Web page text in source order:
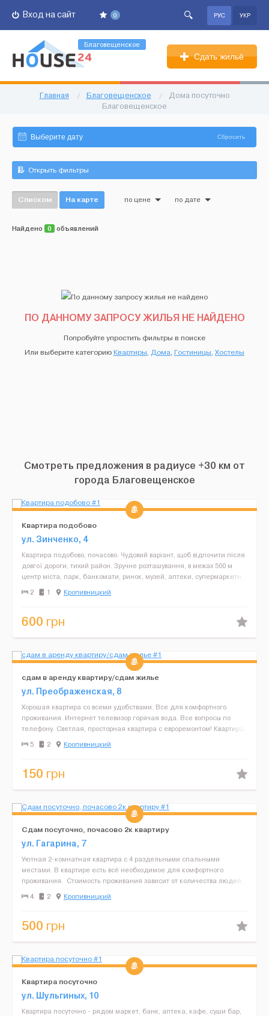
0
Вход на сайт РУС УКР
Благовещенское
Сдать жильё
Главная / Благовещенское /
Дома посуточно
Благовещенское
Сбросить
Открыть фильтры
Списком На карте по цене по дате
Найдено 0 объявлений
ПО ДАННОМУ ЗАПРОСУ ЖИЛЬЯ НЕ НАЙДЕНО
Попробуйте упростить фильтры в поиске
Или выберите категориюКвартиры, Дома, Гостиницы, Хостелы
Смотреть предложения в радиусе +30 км от
города Благовещенское
Квартира подобово
ул. Зинченко, 4
Квартира подобово, почасово. Чудовий варіант, щоб відпочити після
довгої дороги, тихий район. Зручне розташування, в межах 500 м
центр міста, парк, банкомати, ринок, музей, аптеки, супермаркети,
кафе, зупинки громадського транспор...
2 1 Кропивницкий
600 грн
сдам в аренду квартиру/сдам жилье
ул. Преображенская, 8
Хорошая квартира со всеми удобствами. Все для комфортного
проживания. Интернет телевизор горячая вода. Все вопросы по
телефону. Светлая, просторная квартира с евроремонтом! Квартира
полностью укомплектована, кабельное телевидение,...
5 2 Кропивницкий
150 грн
Сдам посуточно, почасово 2к квартиру
ул. Гагарина, 7
Уютная 2-комнатная квартира с 4 раздельными спальными
местами. В квартире есть всё необходимое для комфортного
проживания. Стоимость проживания зависит от количества людей,
и может изменяться на выходные и праздничные дни!&n...
4 2 Кропивницкий
500 грн
Квартира посуточно
ул. Шульгиных, 10
Квартира посуточно - рядом маркет, банк, аптека, кафе, суши бар,